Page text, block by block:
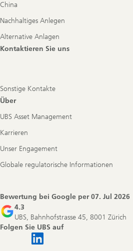
China
Nachhaltiges Anlegen
Alternative Anlagen
Kontaktieren Sie uns
Sonstige Kontakte
Über
UBS Asset Management
Karrieren
Unser Engagement
Globale regulatorische Informationen
Bewertung bei Google per07. Jul 2026
4.3
UBS, Bahnhofstrasse 45, 8001 Zürich
Folgen Sie UBS auf